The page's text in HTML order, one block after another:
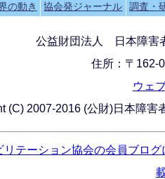
の動き 協会発ジャーナル 調査・
公益財団法人 日本障害
住所：〒162-
ウェ
(C) 2007-2016 (公財)日本障
リテーション協会の会員ブロ